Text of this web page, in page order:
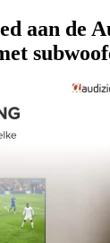
aan de